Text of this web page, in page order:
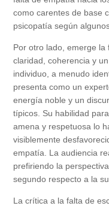
como carentes de base
psicopatía según
Por otro lado, emerge
claridad, coherencia y
individuo, a menudo
presenta como un
energía noble y un
típicos. Su habilidad
amena y respetuosa lo
visiblemente
empatía. La audiencia
prefiriendo la
segundo respecto a la
La crítica a la falta de